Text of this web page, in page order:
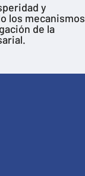
y
los mecanismos
de la